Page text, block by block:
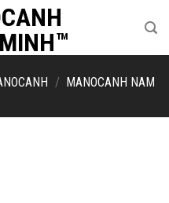
/ MANOCANH NAM